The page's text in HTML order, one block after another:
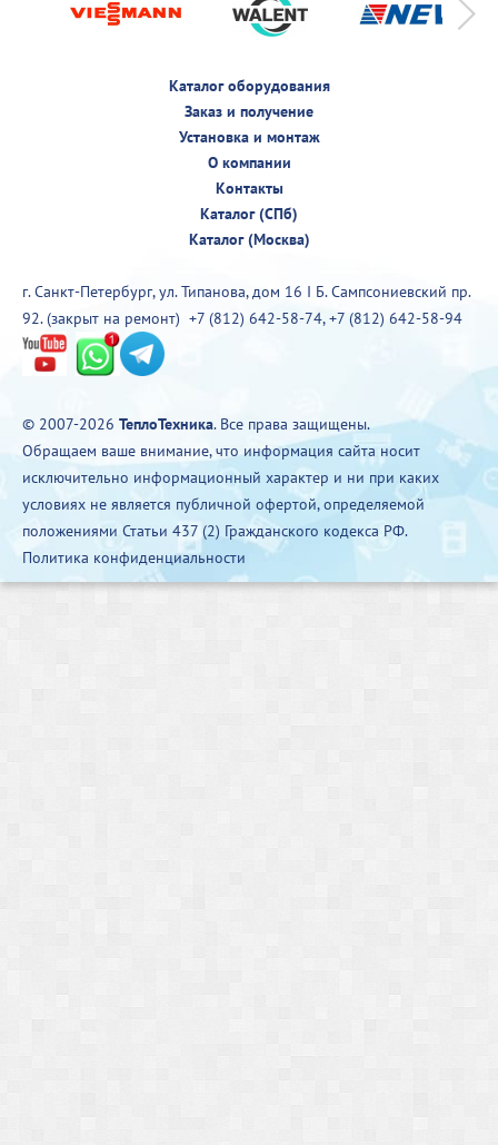
Каталог оборудования
Заказ и получение
Установка и монтаж
О компании
Контакты
Каталог (СПб)
Каталог (Москва)
г. Санкт-Петербург, ул. Типанова, дом 16 I Б. Сампсониевский пр.
92. (закрыт на ремонт) +7 (812) 642-58-74,+7 (812) 642-58-94
© 2007-2026 ТеплоТехника. Все права защищены.
Обращаем ваше внимание, что информация сайта носит
исключительно информационный характер и ни при каких
условиях не является публичной офертой, определяемой
положениями Статьи 437 (2) Гражданского кодекса РФ.
Политика конфиденциальности